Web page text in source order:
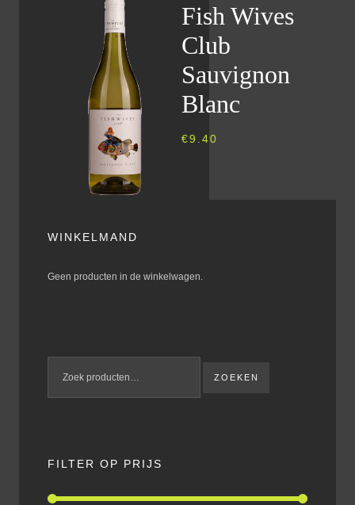
Fish Wives
Club
Sauvignon
Blanc
€9.40
WINKELMAND
Geen producten in de winkelwagen.
ZOEKEN
FILTER OP PRIJS